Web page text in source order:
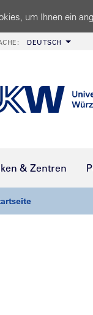
um Ihnen ein
DEUTSCH
& Zentren